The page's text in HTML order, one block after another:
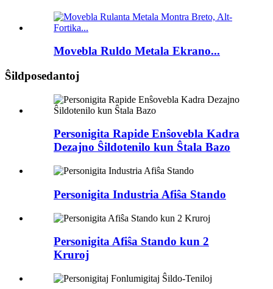
Movebla Ruldo Metala Ekrano...
Ŝildposedantoj
Personigita Rapide Enŝovebla Kadra
Dezajno Ŝildotenilo kun Ŝtala Bazo
Personigita Industria Afiŝa Stando
Personigita Afiŝa Stando kun 2
Kruroj